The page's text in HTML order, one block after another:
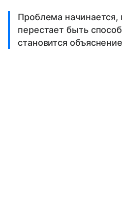
Проблема начинается,
перестает быть
становится